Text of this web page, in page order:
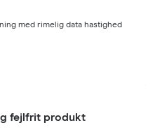
med rimelig data hastighed
fejlfrit produkt